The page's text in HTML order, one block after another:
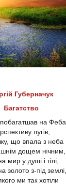
Губерначук
на
лугів,
що впала з неба
дощем нічним,
у душі і тілі,
з-під землі,
ми так хотіли